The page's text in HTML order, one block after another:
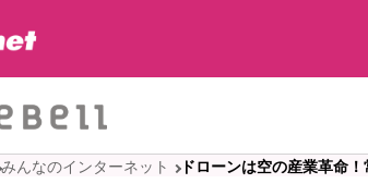
みんなのインターネット ドローンは空の産業革命